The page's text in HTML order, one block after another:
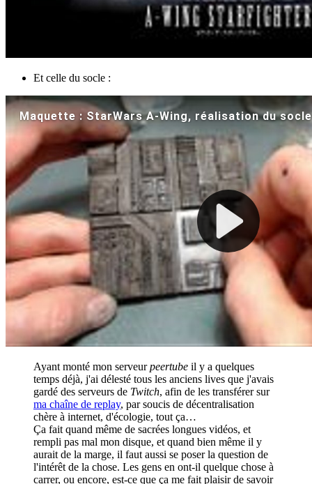
Et celle du socle :
Ayant monté mon serveurpeertube il y a quelques
temps déjà, j'ai délesté tous les anciens lives que j'avais
gardé des serveurs de Twitch, afin de les transférer sur
ma chaîne de replay, par soucis de décentralisation
chère à internet, d'écologie, tout ça…
Ça fait quand même de sacrées longues vidéos, et
rempli pas mal mon disque, et quand bien même il y
aurait de la marge, il faut aussi se poser la question de
l'intérêt de la chose. Les gens en ont-il quelque chose à
carrer, ou encore, est-ce que ça me fait plaisir de savoir